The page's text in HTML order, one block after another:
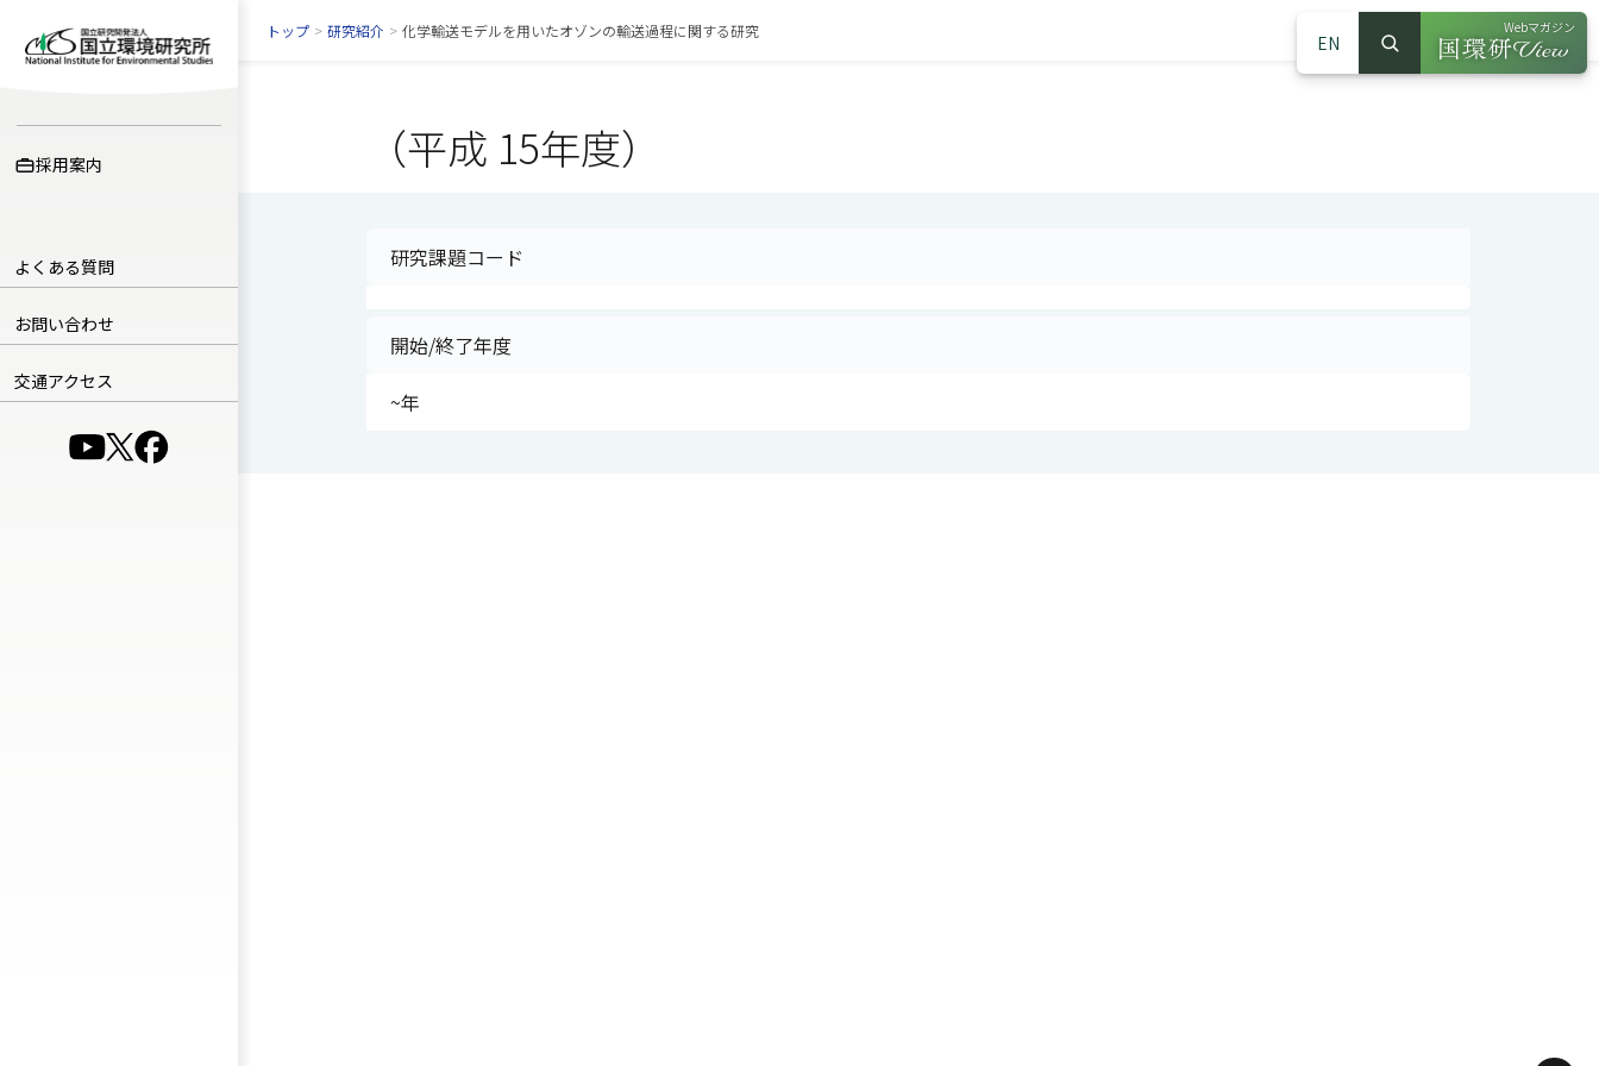
採用案内
よくある質問
お問い合わせ
交通アクセス
（別ウインドウで開きます）
（別ウインドウで開きます）
（別ウインドウで開きます）
EN
サイト内検索
検索
Webマガジン
（別ウインドウ
トップ > 研究紹介 > 化学輸送モデルを用いたオゾンの輸送過程に関する研究
（平成 15年度）
研究課題コード
開始/終了年度
~年